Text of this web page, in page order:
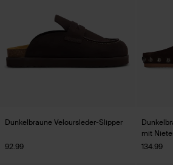
Dunkelbraune Veloursleder-Slipper
92.99
mit
134.99